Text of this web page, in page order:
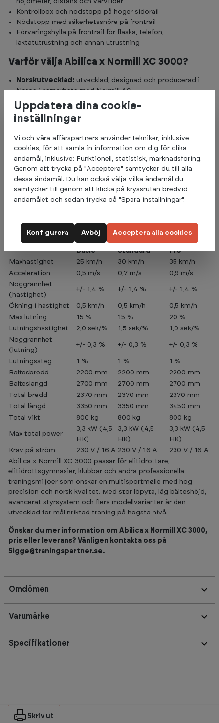
höjdmeter, distans och varvtider
Kontrollbox och nödstopp på höger sidorail
Nödstopp med säkerhetssnöre på frontrail
Förvaringshylla på frontrail för flaska, telefon,
laktatutrustning och annan utrustning
Varför välja Abilica x Normill XC 3000?
Norskutvecklad: utvecklad, designad och producerad i
Norge i samarbete med Normill AS.
Stor löpyta:
bälte på 220 × 270 cm ger gott om plats för
både skate och klassisk rullskidåkning.
Låg bälteshöjd:endast 42 cm över golvet och kräver
Multisport:utvecklad för rullskidor, cykel, löpning, rullstol
och randonee.
Normill Pro Panel: 20" touchskärm med
intervallprogrammering, Bluetooth och omfattande
träningsdata.
Tre modellvarianter:tillgänglig som Basic, Standard och
Pro.
Här är specifikationer för de olika versionerna:
Basic
Standard
Pro
Maxhastighet
25 km/h 30 km/h
35 km/h
Acceleration
0,5 m/s 0,7 m/s
0,9 m/s
Noggrannhet
(hastighet)
+/- 1,4 % +/- 1,4 % +/- 1,4 %
Ökning i hastighet 0,5 km/h 0,5 km/h
0,5 km/h
Max lutning
15 % 15 %
20 %
Lutningshastighet
2,0 sek/% 1,5 sek/%
1,0 sek/%
Noggrannhet
(lutning)
+/- 0,3 % +/- 0,3 % +/- 0,3 %
Lutningssteg 1 % 1 %
1 %
Bältesbredd
2200 mm 2200 mm
2200 mm
Bälteslängd
2700 mm 2700 mm
2700 mm
Total bredd
2370 mm 2370 mm
2370 mm
Total längd
3350 mm 3350 mm
3450 mm
Total vikt
800 kg 800 kg 800 kg
Max total power
3,3 kW (4,5
HK)
3,3 kW (4,5
HK)
3,3 kW (4,5
HK)
Krav på ström
230 V / 16 A 230 V / 16 A
230 V / 16 A
Abilica x Normill XC 3000 passar för elitidrottare,
elitidrottsgymnasier, klubbar och andra professionella
träningsmiljöer som önskar en multisportmølle med hög
precision och norsk kvalitet. Med stor löpyta, låg bälteshöjd,
avancerat styrsystem och flera modellvarianter är den
utvecklad för målinriktad träning på högsta nivå.
Önskar du mer information om Abilica x Normill XC 3000,
pris eller leverans? Vänligen kontakta oss på
Sigge@traningspartner.se.
Omdömen
Specifikationer
Varumärke
Skriv ut
Uppdatera dina cookie-
inställningar
Vi och våra affärspartners använder tekniker, inklusive
cookies, för att samla in information om dig för olika
ändamål, inklusive: Funktionell, statistisk, marknadsföring.
Genom att trycka på "Acceptera" samtycker du till alla
dessa ändamål. Du kan också välja vilka ändamål du
samtycker till genom att klicka på kryssrutan bredvid
ändamålet och sedan trycka på "Spara inställningar".
Avböj
Konfigurera Acceptera alla cookies